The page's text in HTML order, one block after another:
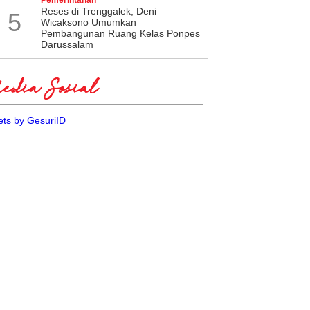
5
​Reses di Trenggalek, Deni
Wicaksono Umumkan
Pembangunan Ruang Kelas Ponpes
Darussalam
Sosial
by GesuriID